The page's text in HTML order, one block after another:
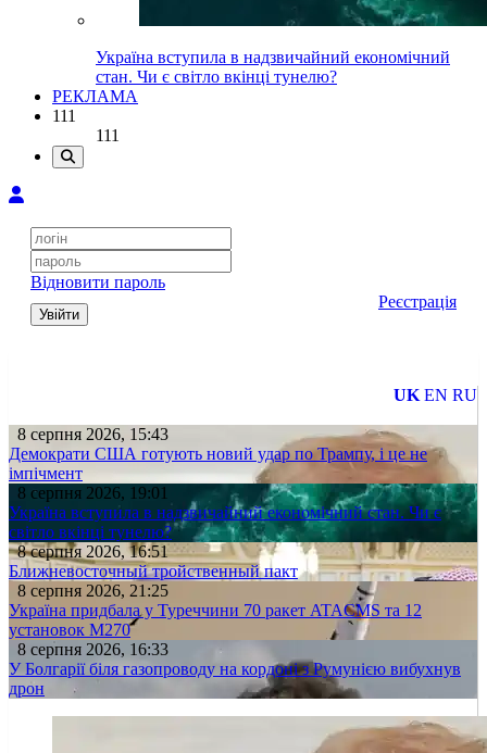
Україна вступила в надзвичайний економічний
стан. Чи є світло вкінці тунелю?
РЕКЛАМА
111
111
Відновити пароль
Увійти
Реєстрація
UK EN RU
8 серпня 2026, 15:43
Демократи США готують новий удар по Трампу, і це не
імпічмент
8 серпня 2026, 19:01
Україна вступила в надзвичайний економічний стан. Чи є
світло вкінці тунелю?
8 серпня 2026, 16:51
Ближневосточный тройственный пакт
8 серпня 2026, 21:25
Україна придбала у Туреччини 70 ракет ATACMS та 12
установок M270
8 серпня 2026, 16:33
У Болгарії біля газопроводу на кордоні з Румунією вибухнув
дрон